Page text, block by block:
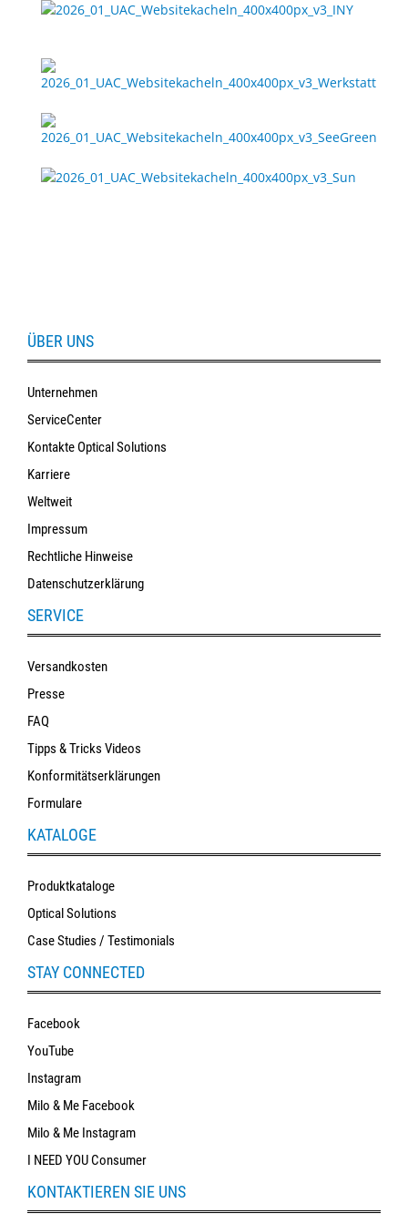
Sonne
Milo
JustMILO
SALE
ÜBER UNS
Unternehmen
ServiceCenter
Kontakte Optical Solutions
Karriere
Weltweit
Impressum
Rechtliche Hinweise
Datenschutzerklärung
SERVICE
Versandkosten
Presse
FAQ
Tipps & Tricks Videos
Konformitätserklärungen
Formulare
KATALOGE
Produktkataloge
Optical Solutions
Case Studies / Testimonials
STAY CONNECTED
Facebook
YouTube
Instagram
Milo & Me Facebook
Milo & Me Instagram
I NEED YOU Consumer
KONTAKTIEREN SIE UNS